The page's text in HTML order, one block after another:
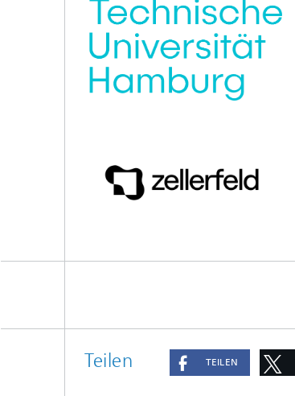
Teilen TEILEN